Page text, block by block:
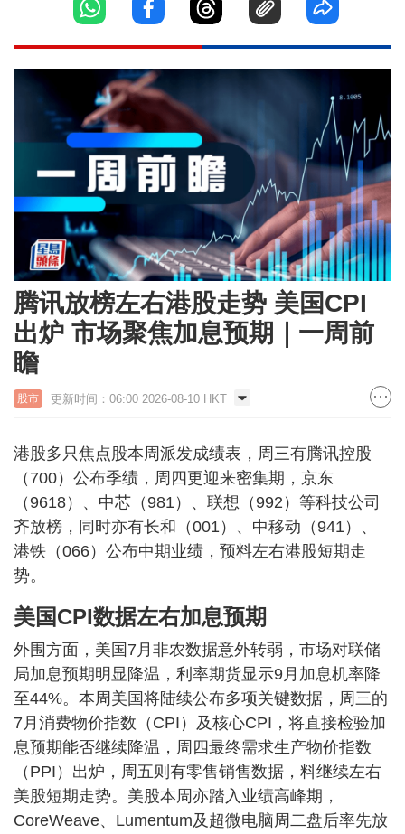
腾讯放榜左右港股走势 美国CPI
出炉 市场聚焦加息预期｜一周前
瞻
股市 更新时间：06:00 2026-08-10 HKT
港股多只焦点股本周派发成绩表，周三有腾讯控股
（700）公布季绩，周四更迎来密集期，京东
（9618）、中芯（981）、联想（992）等科技公司
齐放榜，同时亦有长和（001）、中移动（941）、
港铁（066）公布中期业绩，预料左右港股短期走
势。
美国CPI数据左右加息预期
外围方面，美国7月非农数据意外转弱，市场对联储
局加息预期明显降温，利率期货显示9月加息机率降
至44%。本周美国将陆续公布多项关键数据，周三的
7月消费物价指数（CPI）及核心CPI，将直接检验加
息预期能否继续降温，周四最终需求生产物价指数
（PPI）出炉，周五则有零售销售数据，料继续左右
美股短期走势。美股本周亦踏入业绩高峰期，
CoreWeave、Lumentum及超微电脑周二盘后率先放